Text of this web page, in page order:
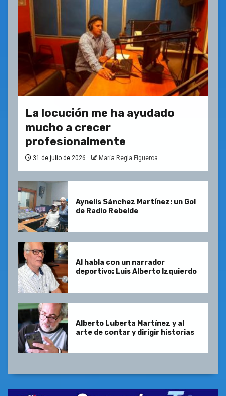
La locución me ha ayudado
mucho a crecer
profesionalmente
31 de julio de 2026 María Regla Figueroa
Aynelis Sánchez Martínez: un Gol
de Radio Rebelde
Al habla con un narrador
deportivo: Luis Alberto Izquierdo
Alberto Luberta Martínez y al
arte de contar y dirigir historias